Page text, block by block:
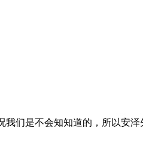
们是不会知知道的，所以安